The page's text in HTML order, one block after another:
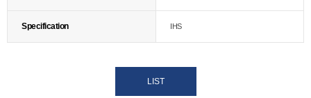
Specification IHS
LIST